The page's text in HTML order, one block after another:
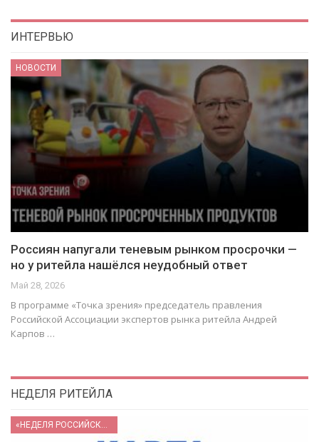
ИНТЕРВЬЮ
НОВОСТИ
Россиян напугали теневым рынком просрочки —
но у ритейла нашёлся неудобный ответ
Май 28, 2026
В программе «Точка зрения» председатель правления
Российской Ассоциации экспертов рынка ритейла Андрей
Карпов …
НЕДЕЛЯ РИТЕЙЛА
«НЕДЕЛЯ РОССИЙСКОГО РИТЕЙЛА» 2026